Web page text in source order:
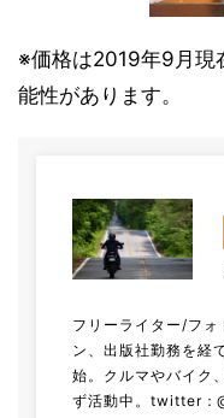
※価格は2019年9月現
能性があります。
フリーライター/フォ
ン、出版社勤務を経
始。クルマやバイク
ず活動中。 twitter：